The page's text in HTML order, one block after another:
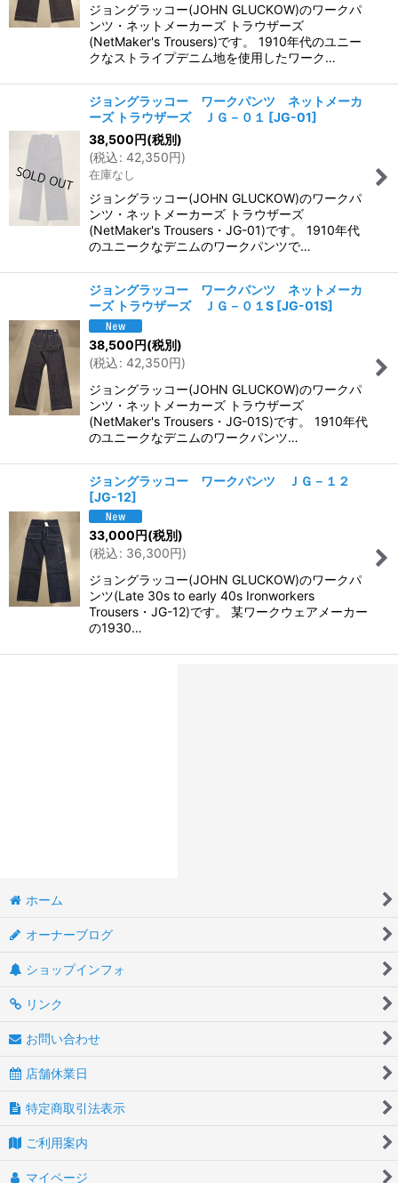
ジョングラッコー(JOHN GLUCKOW)のワークパ
ンツ・ネットメーカーズ トラウザーズ
(NetMaker's Trousers)です。 1910年代のユニー
クなストライプデニム地を使用したワーク…
ジョングラッコー ワークパンツ ネットメーカ
ーズ トラウザーズ ＪＧ－０１ [JG-01]
38,500円(税別)
(税込: 42,350円)
在庫なし
ジョングラッコー(JOHN GLUCKOW)のワークパ
ンツ・ネットメーカーズ トラウザーズ
(NetMaker's Trousers・JG-01)です。 1910年代
のユニークなデニムのワークパンツで…
ジョングラッコー ワークパンツ ネットメーカ
ーズ トラウザーズ ＪＧ－０１S [JG-01S]
38,500円(税別)
(税込: 42,350円)
ジョングラッコー(JOHN GLUCKOW)のワークパ
ンツ・ネットメーカーズ トラウザーズ
(NetMaker's Trousers・JG-01S)です。 1910年代
のユニークなデニムのワークパンツ…
ジョングラッコー ワークパンツ ＪＧ－１２
[JG-12]
33,000円(税別)
(税込: 36,300円)
ジョングラッコー(JOHN GLUCKOW)のワークパ
ンツ(Late 30s to early 40s Ironworkers
Trousers・JG-12)です。 某ワークウェアメーカー
の1930…
ホーム
オーナーブログ
ショップインフォ
リンク
お問い合わせ
店舗休業日
特定商取引法表示
ご利用案内
マイページ